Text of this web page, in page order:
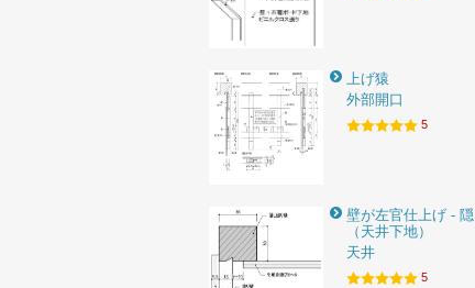
上げ猿
外部開口
5
壁が左官仕上げ -
（天井下地）
天井
5